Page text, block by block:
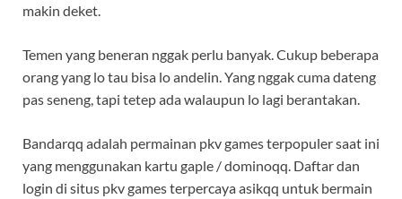
makin deket.
Temen yang beneran nggak perlu banyak. Cukup beberapa
orang yang lo tau bisa lo andelin. Yang nggak cuma dateng
pas seneng, tapi tetep ada walaupun lo lagi berantakan.
Bandarqq adalah permainan pkv games terpopuler saat ini
yang menggunakan kartu gaple / dominoqq. Daftar dan
login di situs pkv games terpercaya asikqq untuk bermain